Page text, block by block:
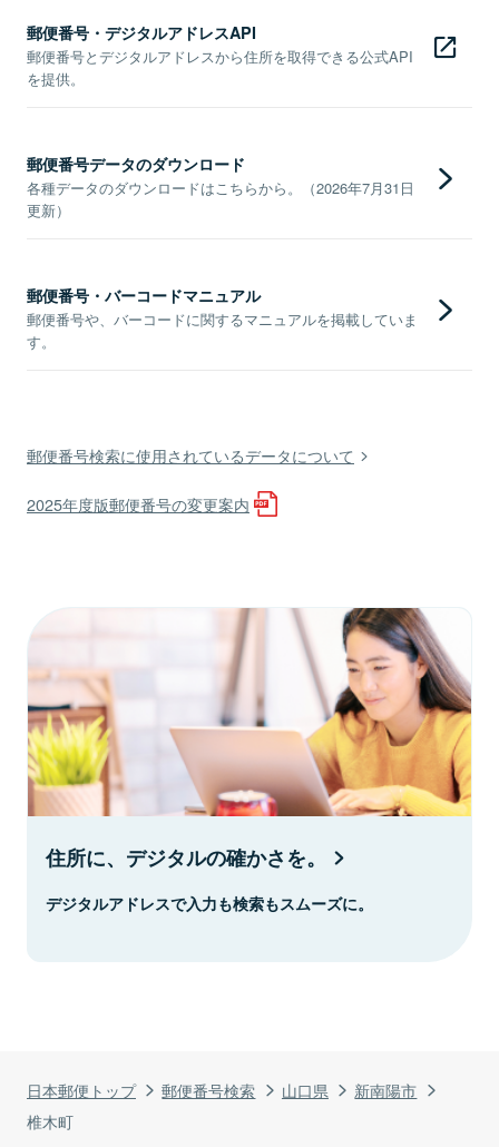
日本郵便トップ 郵便番号検索 山口県
新南陽市
椎木町
郵便番号・デジタルアドレスAPI
郵便番号とデジタルアドレスから住所を取得できる公式API
を提供。
郵便番号データのダウンロード
各種データのダウンロードはこちらから。（2026年7月31日
更新）
郵便番号・バーコードマニュアル
郵便番号や、バーコードに関するマニュアルを掲載していま
す。
郵便番号検索に使用されているデータについて
2025年度版郵便番号の変更案内
住所に、デジタルの確かさを。
デジタルアドレスで入力も検索もスムーズに。